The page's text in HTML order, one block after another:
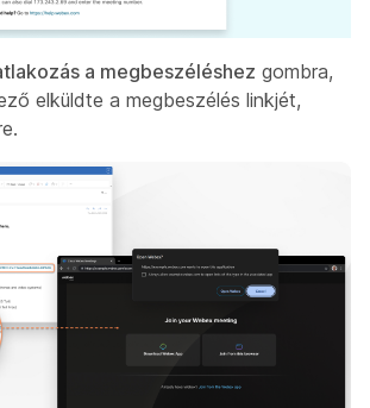
a megbeszéléshez gombra,
elküldte a megbeszélés linkjét,